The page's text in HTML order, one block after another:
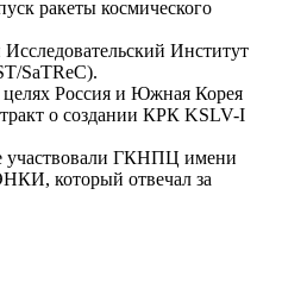
ракеты космического
Институт
SaTReC).
целях Россия и Южная Корея
о создании КРК KSLV-I
участвовали ГКНПЦ имени
который отвечал за